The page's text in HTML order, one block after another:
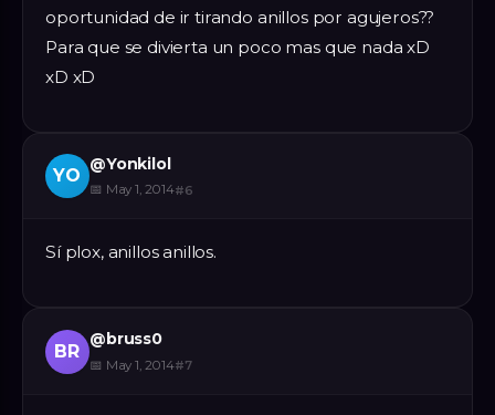
oportunidad de ir tirando anillos por agujeros??
Para que se divierta un poco mas que nada xD
xD xD
YO
@Yonkilol
📅 May 1, 2014#6
Sí plox, anillos anillos.
BR
@ bruss0
📅 May 1, 2014#7